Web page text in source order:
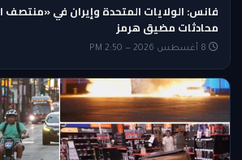
فانس: الولايات المتحدة وإيران في «منتصف
محادثات مضيق هرمز